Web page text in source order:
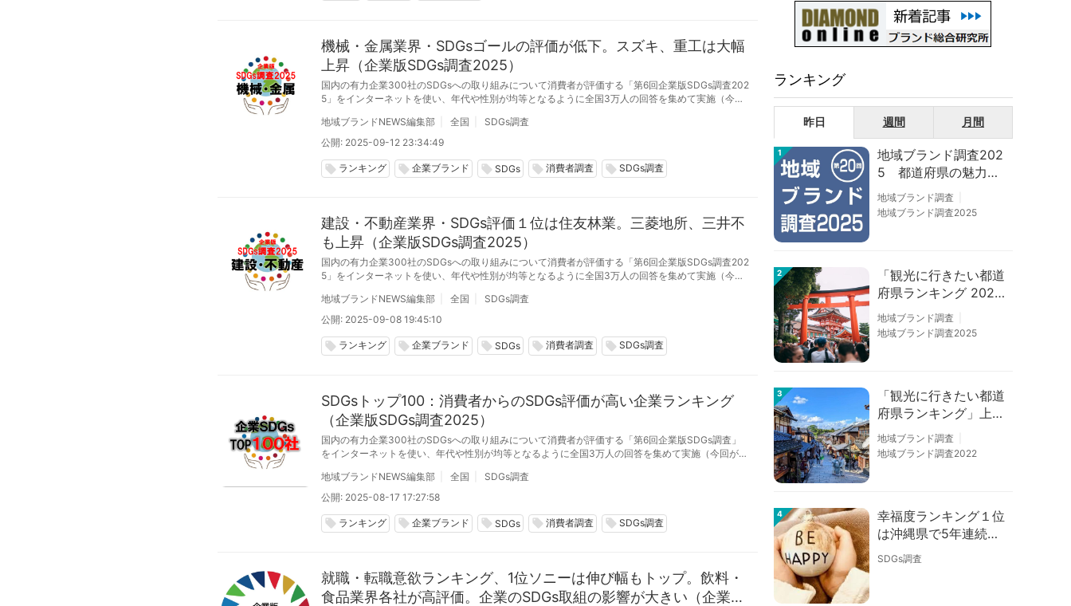
機械・金属業界・SDGsゴールの評価が低下。スズキ、重工は大幅
上昇（企業版SDGs調査2025）
国内の有力企業300社のSDGsへの取り組みについて消費者が評価する「第6回企業版SDGs調査202
5」をインターネットを使い、年代や性別が均等となるように全国3万人の回答を集めて実施（今回
ゴールのうち13ゴールで前年より評価下落しました。
地域ブランドNEWS編集部 全国
SDGs調査
公開: 2025-09-12 23:34:49
local_offer ランキング local_offer 企業ブランド local_offer SDGs local_offer 消費者調査 local_offer SDGs調査
建設・不動産業界・SDGs評価１位は住友林業。三菱地所、三井不
も上昇（企業版SDGs調査2025）
国内の有力企業300社のSDGsへの取り組みについて消費者が評価する「第6回企業版SDGs調査202
5」をインターネットを使い、年代や性別が均等となるように全国3万人の回答を集めて実施（今回
した。
地域ブランドNEWS編集部 全国
SDGs調査
公開: 2025-09-08 19:45:10
local_offer ランキング local_offer 企業ブランド local_offer SDGs local_offer 消費者調査 local_offer SDGs調査
SDGsトップ100：消費者からのSDGs評価が高い企業ランキング
（企業版SDGs調査2025）
国内の有力企業300社のSDGsへの取り組みについて消費者が評価する「第6回企業版SDGs調査」
をインターネットを使い、年代や性別が均等となるように全国3万人の回答を集めて実施（今回が6
地域ブランドNEWS編集部
全国
SDGs調査
公開: 2025-08-17 17:27:58
local_offer ランキング local_offer 企業ブランド local_offer SDGs local_offer 消費者調査 local_offer SDGs調査
就職・転職意欲ランキング、1位ソニーは伸び幅もトップ。飲料・
食品業界各社が高評価。企業のSDGs取組の影響が大きい（企業版
ランキング
昨日 週間 月間
1
地域ブランド調査202
5 都道府県の魅力度
等調査結果
地域ブランド調査
地域ブランド調査2025
2
「観光に行きたい都道
府県ランキング 202
6」京都は低下、神奈
川上昇
地域ブランド調査
地域ブランド調査2025
3
「観光に行きたい都道
府県ランキング」上位
の順位に変動あり
地域ブランド調査
地域ブランド調査2022
4
幸福度ランキング１位
は沖縄県で5年連続！
佐賀、愛知が順位上昇
【幸福度調査2026】
SDGs調査